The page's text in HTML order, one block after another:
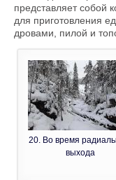
представляет собой
для приготовления
дровами, пилой и
20. Во время
выхода